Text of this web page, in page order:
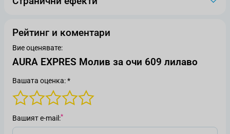
Рейтинг и коментари
Вие оценявате:
AURA EXPRES Молив за очи 609 лилаво
Вашата оценка: *
Вашият е-mail